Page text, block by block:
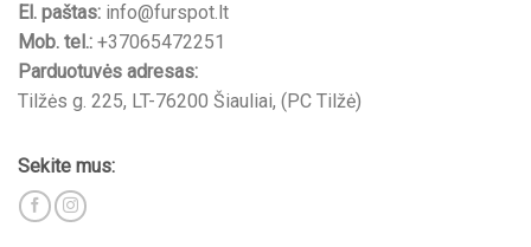
El. paštas: info@furspot.lt
Mob. tel.: +37065472251
Parduotuvės adresas:
Tilžės g. 225, LT-76200 Šiauliai, (PC Tilžė)
Sekite mus: